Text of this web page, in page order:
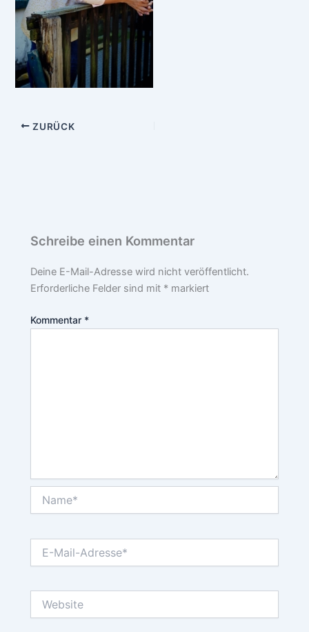
ZURÜCK
Schreibe einen Kommentar
Deine E-Mail-Adresse wird nicht veröffentlicht.
Erforderliche Felder sind mit * markiert
Kommentar *
Mail-